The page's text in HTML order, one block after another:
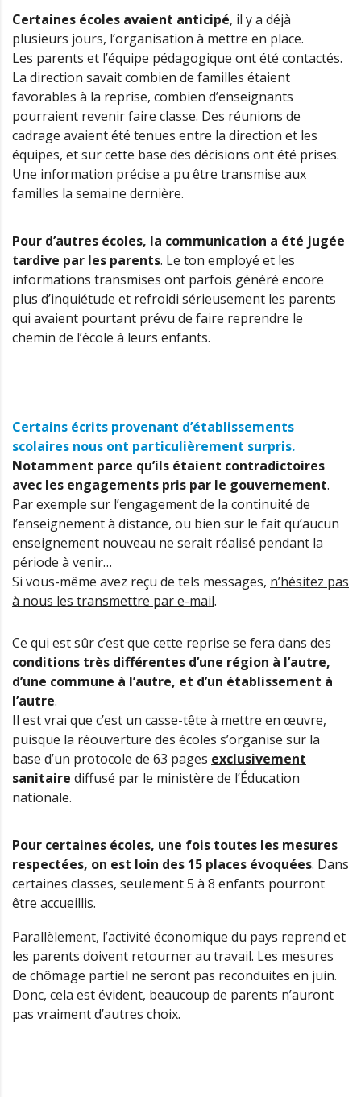
Certaines écoles avaient anticipé, il y a déjà
plusieurs jours, l’organisation à mettre en place.
Les parents et l’équipe pédagogique ont été contactés.
La direction savait combien de familles étaient
favorables à la reprise, combien d’enseignants
pourraient revenir faire classe. Des réunions de
cadrage avaient été tenues entre la direction et les
équipes, et sur cette base des décisions ont été prises.
Une information précise a pu être transmise aux
familles la semaine dernière.
Pour d’autres écoles, la communication a été jugée
tardive par les parents. Le ton employé et les
informations transmises ont parfois généré encore
plus d’inquiétude et refroidi sérieusement les parents
qui avaient pourtant prévu de faire reprendre le
chemin de l’école à leurs enfants.
Certains écrits provenant d’établissements
scolaires nous ont particulièrement surpris.
Notamment parce qu’ils étaient contradictoires
avec les engagements pris par le gouvernement.
Par exemple sur l’engagement de la continuité de
l’enseignement à distance, ou bien sur le fait qu’aucun
enseignement nouveau ne serait réalisé pendant la
période à venir…
Si vous-même avez reçu de tels messages, n’hésitez pas
à nous les transmettre par e-mail.
Ce qui est sûr c’est que cette reprise se fera dans des
conditions très différentes d’une région à l’autre,
d’une commune à l’autre, et d’un établissement à
l’autre.
Il est vrai que c’est un casse-tête à mettre en œuvre,
puisque la réouverture des écoles s’organise sur la
base d’un protocole de 63 pages exclusivement
sanitaire diffusé par le ministère de l’Éducation
nationale.
Pour certaines écoles, une fois toutes les mesures
respectées, on est loin des 15 places évoquées. Dans
certaines classes, seulement 5 à 8 enfants pourront
être accueillis.
Parallèlement, l’activité économique du pays reprend et
les parents doivent retourner au travail. Les mesures
de chômage partiel ne seront pas reconduites en juin.
Donc, cela est évident, beaucoup de parents n’auront
pas vraiment d’autres choix.